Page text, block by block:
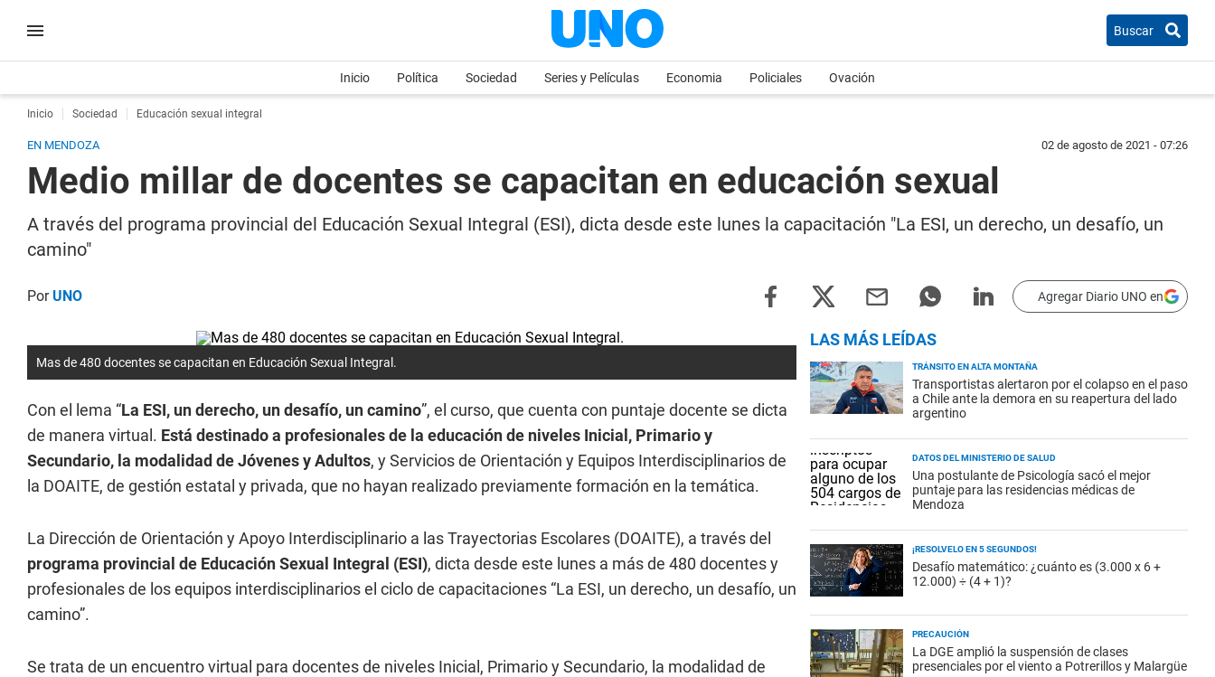
Buscar
Inicio Política Sociedad Series y Películas Economia Policiales Ovación
Inicio Sociedad Educación sexual integral
EN MENDOZA 02 de agosto de 2021 - 07:26
Medio millar de docentes se capacitan en educación sexual
A través del programa provincial del Educación Sexual Integral (ESI), dicta desde este lunes la capacitación "La ESI, un derecho, un desafío, un
camino"
PorUNO Agregar Diario UNO en
Mas de 480 docentes se capacitan en Educación Sexual Integral.
Con el lema “La ESI, un derecho, un desafío, un camino”, el curso, que cuenta con puntaje docente se dicta
de manera virtual. Está destinado a profesionales de la educación de niveles Inicial, Primario y
Secundario, la modalidad de Jóvenes y Adultos, y Servicios de Orientación y Equipos Interdisciplinarios de
la DOAITE, de gestión estatal y privada, que no hayan realizado previamente formación en la temática.
La Dirección de Orientación y Apoyo Interdisciplinario a las Trayectorias Escolares (DOAITE), a través del
programa provincial de Educación Sexual Integral (ESI), dicta desde este lunes a más de 480 docentes y
profesionales de los equipos interdisciplinarios el ciclo de capacitaciones “La ESI, un derecho, un desafío, un
camino”.
Se trata de un encuentro virtual para docentes de niveles Inicial, Primario y Secundario, la modalidad de
LAS MÁS LEÍDAS
TRÁNSITO EN ALTA MONTAÑA
Transportistas alertaron por el colapso en el paso
a Chile ante la demora en su reapertura del lado
argentino
DATOS DEL MINISTERIO DE SALUD
Una postulante de Psicología sacó el mejor
puntaje para las residencias médicas de
Mendoza
¡RESOLVELO EN 5 SEGUNDOS!
Desafío matemático: ¿cuánto es (3.000 x 6 +
12.000) ÷ (4 + 1)?
PRECAUCIÓN
La DGE amplió la suspensión de clases
presenciales por el viento a Potrerillos y Malargüe